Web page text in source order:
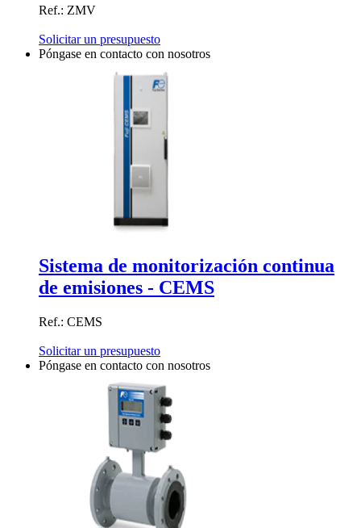
Ref.: ZMV
Solicitar un presupuesto
Póngase en contacto con nosotros
Sistema de monitorización continua
de emisiones - CEMS
Ref.: CEMS
Solicitar un presupuesto
Póngase en contacto con nosotros